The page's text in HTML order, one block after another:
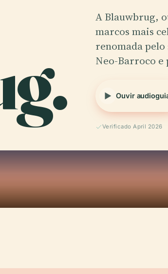
A Blauwbrug,
marcos mais
renomada
Neo-Barroco e
Ouvir
Verificado April 2026